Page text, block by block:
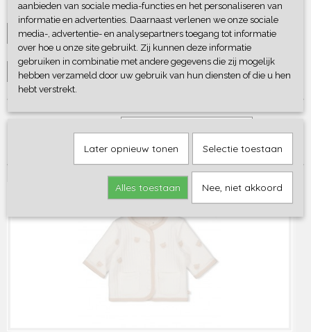
Maat
Selecteer 1 of meerdere
opties
Merken
Selecteer 1 of meerdere
opties
aanbieden van sociale media-functies en het personaliseren van
informatie en advertenties. Daarnaast verlenen we onze sociale
media-, advertentie- en analysepartners toegang tot informatie
over hoe u onze site gebruikt. Zij kunnen deze informatie
gebruiken in combinatie met andere gegevens die zij mogelijk
hebben verzameld door uw gebruik van hun diensten of die u hen
hebt verstrekt.
Later opnieuw tonen Selectie toestaan
Alles toestaan Nee, niet akkoord